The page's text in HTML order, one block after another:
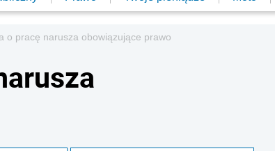
o pracę narusza obowiązujące prawo